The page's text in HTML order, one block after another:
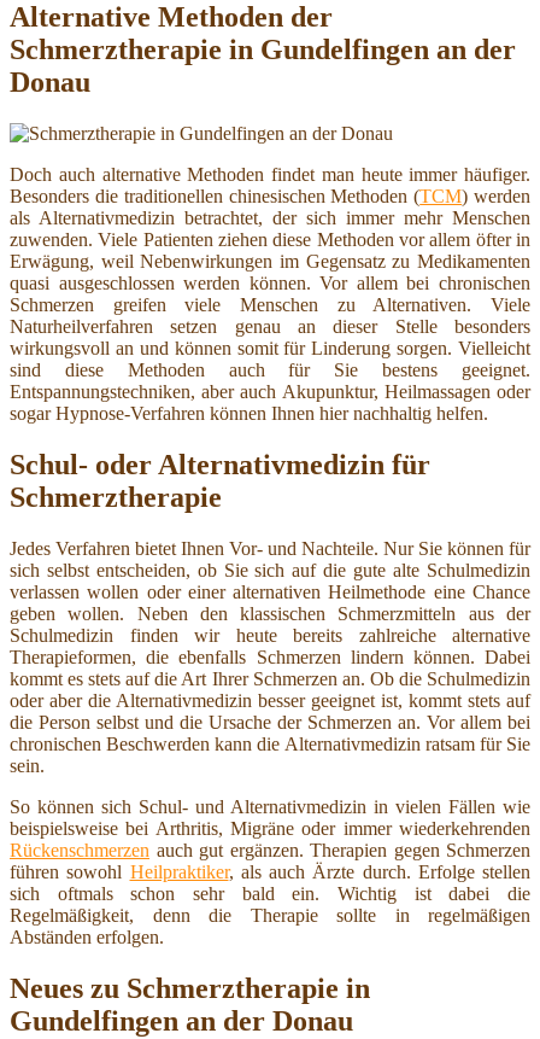
Alternative Methoden der
Schmerztherapie in Gundelfingen an der
Donau
Doch auch alternative Methoden findet man heute immer häufiger.
Besonders die traditionellen chinesischen Methoden (TCM) werden
als Alternativmedizin betrachtet, der sich immer mehr Menschen
zuwenden. Viele Patienten ziehen diese Methoden vor allem öfter in
Erwägung, weil Nebenwirkungen im Gegensatz zu Medikamenten
quasi ausgeschlossen werden können. Vor allem bei chronischen
Schmerzen greifen viele Menschen zu Alternativen. Viele
Naturheilverfahren setzen genau an dieser Stelle besonders
wirkungsvoll an und können somit für Linderung sorgen. Vielleicht
sind diese Methoden auch für Sie bestens geeignet.
Entspannungstechniken, aber auch Akupunktur, Heilmassagen oder
sogar Hypnose-Verfahren können Ihnen hier nachhaltig helfen.
Schul- oder Alternativmedizin für
Schmerztherapie
Jedes Verfahren bietet Ihnen Vor- und Nachteile. Nur Sie können für
sich selbst entscheiden, ob Sie sich auf die gute alte Schulmedizin
verlassen wollen oder einer alternativen Heilmethode eine Chance
geben wollen. Neben den klassischen Schmerzmitteln aus der
Schulmedizin finden wir heute bereits zahlreiche alternative
Therapieformen, die ebenfalls Schmerzen lindern können. Dabei
kommt es stets auf die Art Ihrer Schmerzen an. Ob die Schulmedizin
oder aber die Alternativmedizin besser geeignet ist, kommt stets auf
die Person selbst und die Ursache der Schmerzen an. Vor allem bei
chronischen Beschwerden kann die Alternativmedizin ratsam für Sie
sein.
So können sich Schul- und Alternativmedizin in vielen Fällen wie
beispielsweise bei Arthritis, Migräne oder immer wiederkehrenden
Rückenschmerzen auch gut ergänzen. Therapien gegen Schmerzen
führen sowohl Heilpraktiker, als auch Ärzte durch. Erfolge stellen
sich oftmals schon sehr bald ein. Wichtig ist dabei die
Regelmäßigkeit, denn die Therapie sollte in regelmäßigen
Abständen erfolgen.
Neues zu Schmerztherapie in
Gundelfingen an der Donau